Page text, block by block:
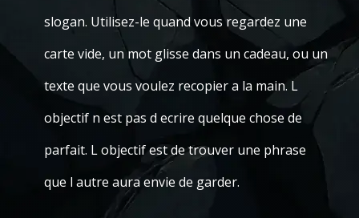
slogan. Utilisez-le quand vous regardez une
carte vide, un mot glisse dans un cadeau, ou un
texte que vous voulez recopier a la main. L
objectif n est pas d ecrire quelque chose de
parfait. L objectif est de trouver une phrase
que l autre aura envie de garder.